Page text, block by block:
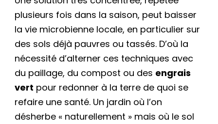
plusieurs fois dans la saison, peut baisser
la vie microbienne locale, en particulier sur
des sols déjà pauvres ou tassés. D’où la
nécessité d’alterner ces techniques avec
du paillage, du compost ou des engrais
vert pour redonner à la terre de quoi se
refaire une santé. Un jardin où l’on
désherbe « naturellement » mais où le sol